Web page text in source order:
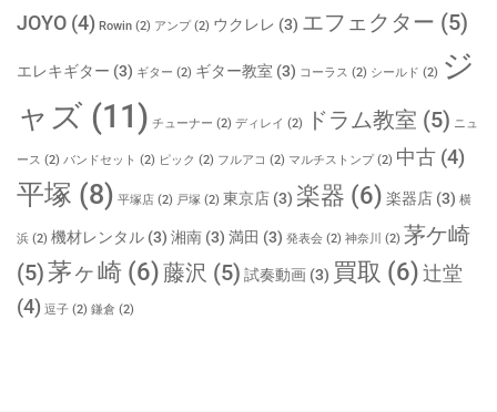
JOYO (4) Rowin (2) アンプ(2) ウクレレ (3) エフェクター (5)
エレキギター (3) ギター (2) ギター教室 (3) コーラス (2) シールド (2) ジ
ャズ (11) チューナー (2) ディレイ (2) ドラム教室 (5) ニュ
ース (2) バンドセット (2) ピック (2) フルアコ (2) マルチストンプ(2) 中古 (4)
平塚 (8) 平塚店 (2) 戸塚 (2) 東京店 (3) 楽器 (6) 楽器店 (3) 横
浜 (2) 機材レンタル (3) 湘南 (3) 満田 (3) 発表会 (2) 神奈川 (2) 茅ケ崎
(5)茅ヶ崎 (6)藤沢 (5) 試奏動画 (3) 買取 (6) 辻堂
(4) 逗子 (2) 鎌倉 (2)